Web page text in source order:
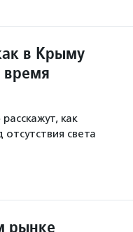
в Крыму
время
как
света
рынке